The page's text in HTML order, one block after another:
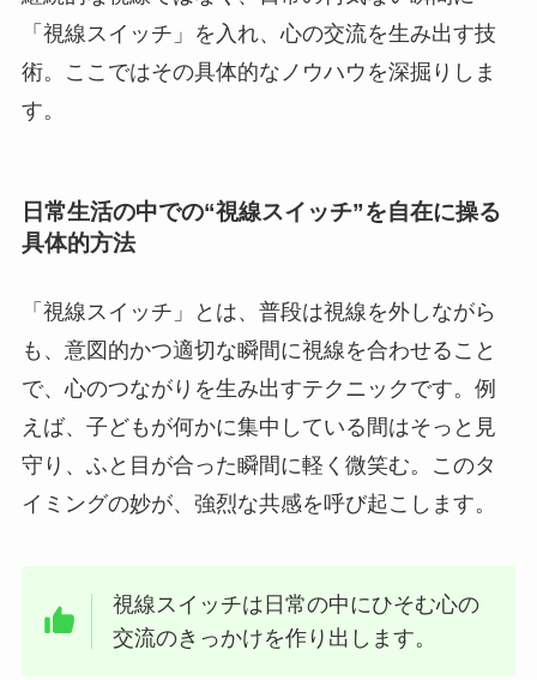
「視線スイッチ」を入れ、心の交流を生み出す技
術。ここではその具体的なノウハウを深掘りしま
す。
日常生活の中での“視線スイッチ”を自在に操る
具体的方法
「視線スイッチ」とは、普段は視線を外しながら
も、意図的かつ適切な瞬間に視線を合わせること
で、心のつながりを生み出すテクニックです。例
えば、子どもが何かに集中している間はそっと見
守り、ふと目が合った瞬間に軽く微笑む。このタ
イミングの妙が、強烈な共感を呼び起こします。
視線スイッチは日常の中にひそむ心の
交流のきっかけを作り出します。